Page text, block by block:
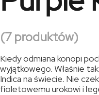
(7 produktów)
Kiedy odmiana konopi
wyjątkowego. Właśnie
Indica na świecie. Nie
fioletowemu urokowi i